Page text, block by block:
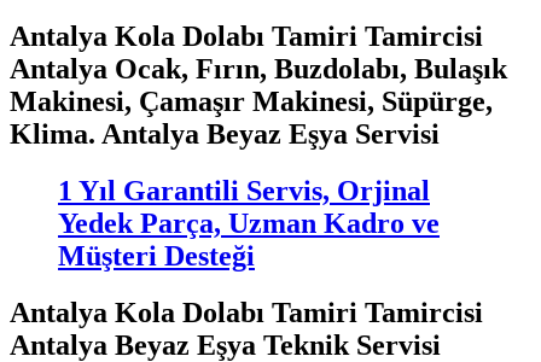
Antalya Kola Dolabı Tamiri Tamircisi
Antalya Ocak, Fırın, Buzdolabı, Bulaşık
Makinesi, Çamaşır Makinesi, Süpürge,
Klima. Antalya Beyaz Eşya Servisi
1 Yıl Garantili Servis, Orjinal
Yedek Parça, Uzman Kadro ve
Müşteri Desteği
Antalya Kola Dolabı Tamiri Tamircisi
Antalya Beyaz Eşya Teknik Servisi